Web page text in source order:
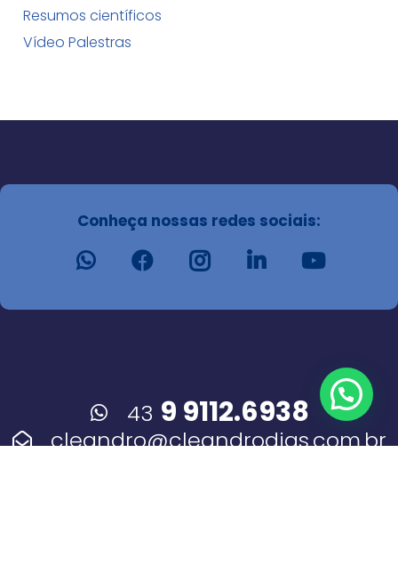
Resumos científicos
Vídeo Palestras
Conheça nossas redes sociais:
43 9 9112.6938
cleandro@cleandrodias.com.br